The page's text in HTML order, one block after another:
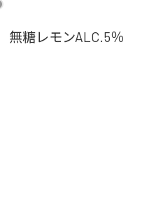
糖レモンALC.5％